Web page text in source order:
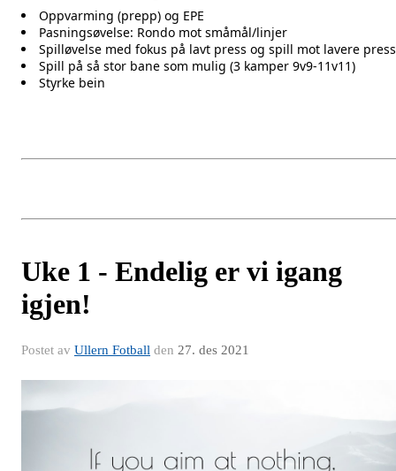
Oppvarming (prepp) og EPE
Pasningsøvelse: Rondo mot småmål/linjer
Spilløvelse med fokus på lavt press og spill mot lavere press
Spill på så stor bane som mulig (3 kamper 9v9-11v11)
Styrke bein
Uke 1 - Endelig er vi igang
igjen!
Postet av Ullern Fotball den 27. des 2021